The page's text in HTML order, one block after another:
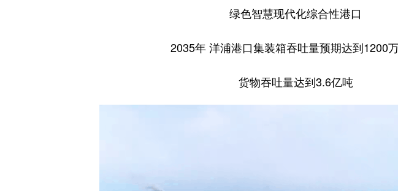
绿色智慧现代化综合性港口
2035年 洋浦港口集装箱吞吐量预期达到1200
货物吞吐量达到3.6亿吨